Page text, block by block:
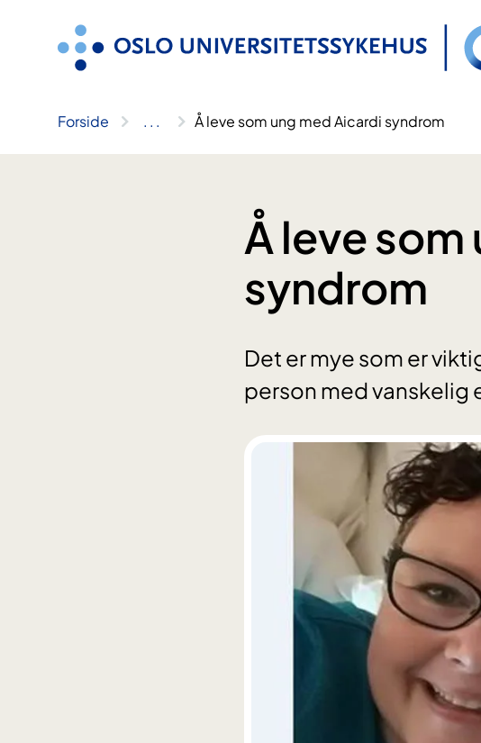
Forside .. . Å leve som ung med Aicardi syndrom
Å leve
syndrom
Det er mye som er
person med vanskelig